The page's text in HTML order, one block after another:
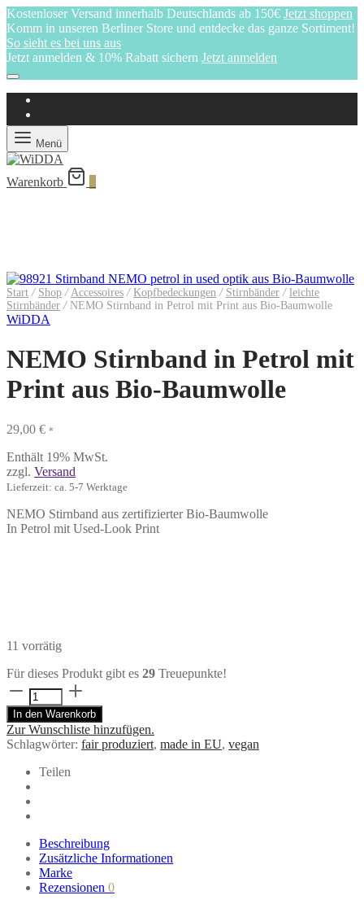
Kostenloser Versand innerhalb Deutschlands ab 150€ Jetzt shoppen
Komm in unseren Berliner Store und entdecke das ganze Sortiment!
So sieht es bei uns aus
Jetzt anmelden & 10% Rabatt sichern Jetzt anmelden
Menü
Warenkorb
Start / Shop / Accessoires / Kopfbedeckungen / Stirnbänder / leichte
Stirnbänder /NEMO Stirnband in Petrol mit Print aus Bio-Baumwolle
WiDDA
NEMO Stirnband in Petrol mit
Print aus Bio-Baumwolle
29,00 € *
Enthält 19% MwSt.
zzgl. Versand
Lieferzeit: ca. 5-7 Werktage
NEMO Stirnband aus zertifizierter Bio-Baumwolle
In Petrol mit Used-Look Print
11 vorrätig
Für dieses Produkt gibt es 29 Treuepunkte!
NEMO
Stirnband
in
Petrol
mit
aus
Bio-
Baumwolle
Menge
In den Warenkorb
Zur Wunschliste hinzufügen.
Schlagwörter: fair produziert, made in EU, vegan
Teilen
Beschreibung
Zusätzliche Informationen
Marke
Rezensionen 0